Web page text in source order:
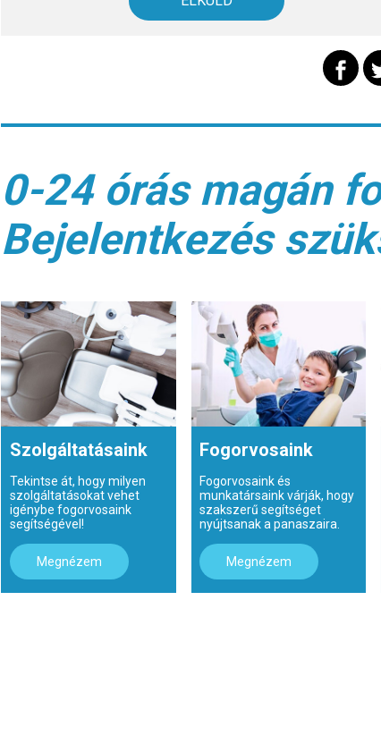
0-24 órás magán
Bejelentkezés
Szolgáltatásaink
Tekintse át, hogy milyen
szolgáltatásokat vehet
igénybe fogorvosaink
segítségével!
Megnézem
Fogorvosaink
Fogorvosaink és
munkatársaink várják, hogy
szakszerű segítséget
nyújtsanak a panaszaira.
Megnézem